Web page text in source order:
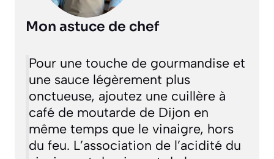
Mon astuce de chef
Pour une touche de gourmandise et
une sauce légèrement plus
onctueuse, ajoutez une cuillère à
café de moutarde de Dijon en
même temps que le vinaigre, hors
du feu. L’association de l’acidité du